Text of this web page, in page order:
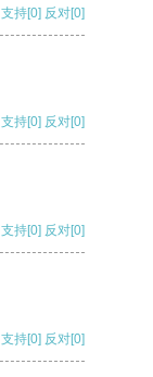
支持[0] 反对[0]
支持[0] 反对[0]
支持[0] 反对[0]
支持[0] 反对[0]